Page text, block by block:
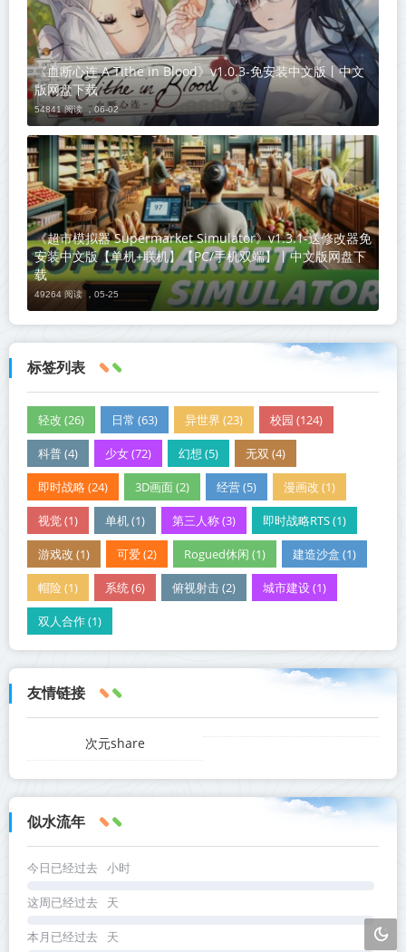
《血断心连 A Tithe in Blood》v1.0.3-免安装中文版丨中文
版网盘下载
54841 阅读 ， 06-02
《超市模拟器 Supermarket Simulator》v1.3.1-送修改器免
安装中文版【单机+联机】【PC/手机双端】丨中文版网盘下
载
49264 阅读 ， 05-25
标签列表
轻改 (26) 日常 (63) 异世界 (23) 校园 (124)
科普 (4) 少女 (72) 幻想 (5) 无双 (4)
即时战略 (24) 3D画面 (2) 经营 (5) 漫画改 (1)
视觉 (1) 单机 (1) 第三人称 (3) 即时战略RTS (1)
游戏改 (1) 可爱 (2) Rogued休闲 (1) 建造沙盒 (1)
帽险 (1) 系统 (6) 俯视射击 (2) 城市建设 (1)
双人合作 (1)
友情链接
次元share
似水流年
今日已经过去 小时
这周已经过去 天
本月已经过去 天